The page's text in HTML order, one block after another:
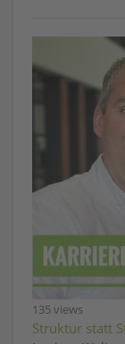
135 views
Struktur statt